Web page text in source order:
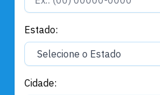
Estado:
Cidade: